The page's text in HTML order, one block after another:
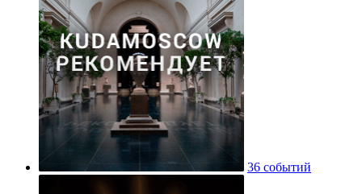
36 событий